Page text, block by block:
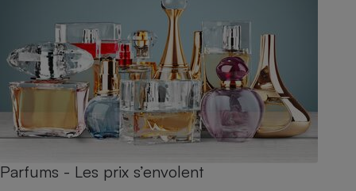
Parfums - Les prix s’envolent